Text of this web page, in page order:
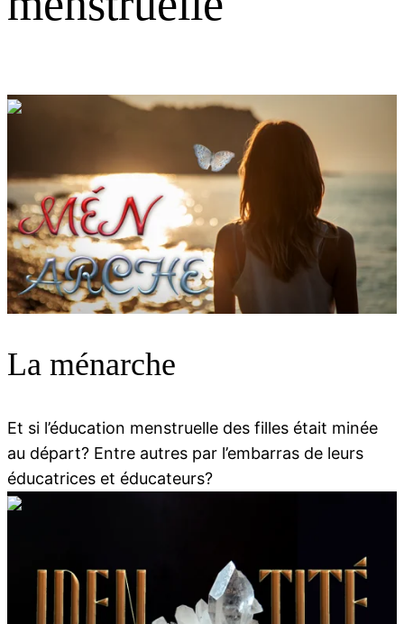
00:00 00:00
La ménarche
Et si l’éducation menstruelle des filles était minée
au départ? Entre autres par l’embarras de leurs
éducatrices et éducateurs?